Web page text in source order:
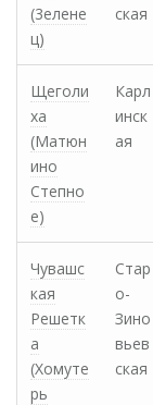
(3елене
ц)
ская
Щеголи
ха
(Матюн
ино
Степно
е)
Карл
инск
ая
Чувашс
кая
Решетк
а
(Хомуте
рь
Стар
о-
Зино
вьев
ская